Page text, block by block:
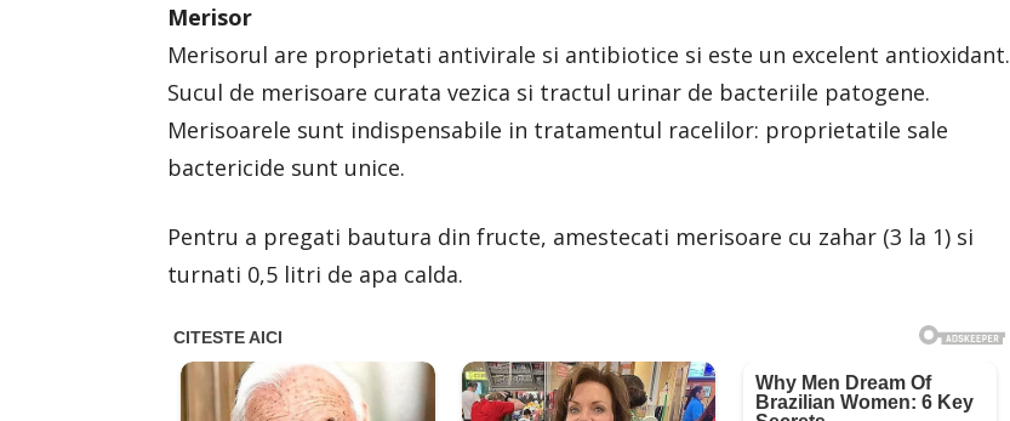
Merisor
Merisorul are proprietati antivirale si antibiotice si este un excelent antioxidant.
Sucul de merisoare curata vezica si tractul urinar de bacteriile patogene.
Merisoarele sunt indispensabile in tratamentul racelilor: proprietatile sale
bactericide sunt unice.
Pentru a pregati bautura din fructe, amestecati merisoare cu zahar (3 la 1) si
turnati 0,5 litri de apa calda.